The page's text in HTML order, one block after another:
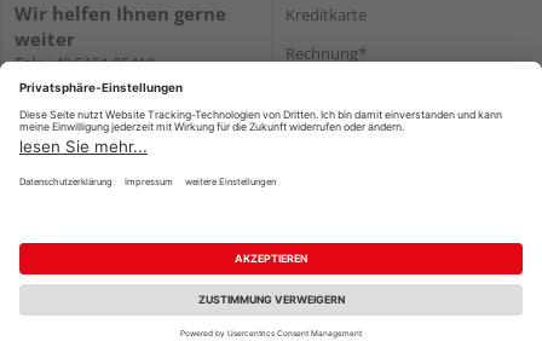
Wir helfen Ihnen gerne
weiter
Tel.:+49 5151 95410
E-Mail:shop@holzland-koenig.de
Kreditkarte
Rechnung*
Versand
Impressum AGB Widerruf
Datenschutz
Reservierungsbedingungen
Vertrag widerrufen